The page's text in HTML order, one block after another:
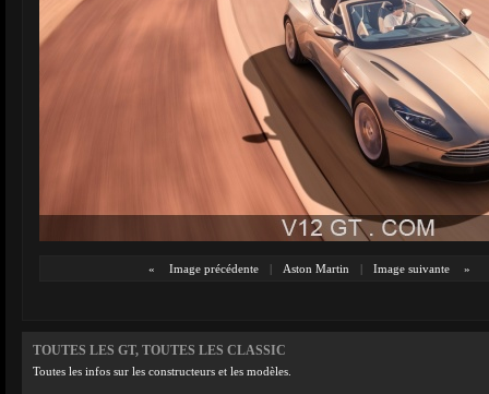
« Image précédente | Aston Martin | Image suivante »
TOUTES LES GT, TOUTES LES CLASSIC
Toutes les infos sur les constructeurs et les modèles.